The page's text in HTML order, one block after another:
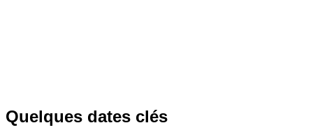
Quelques dates clés